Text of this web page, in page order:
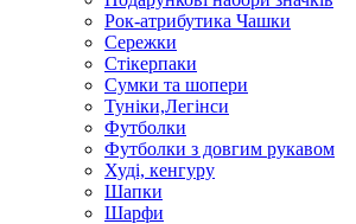
Рок-атрибутика Чашки
Сережки
Стікерпаки
Сумки та шопери
Туніки,Легінси
Футболки
Футболки з довгим рукавом
Худі, кенгуру
Шапки
Шарфи